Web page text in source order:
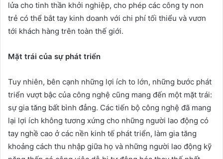
lửa cho tinh thần khởi nghiệp, cho phép các công ty non
trẻ có thể bắt tay kinh doanh với chi phí tối thiểu và vươn
tới khách hàng trên toàn thế giới.
Mặt trái của sựphát triển
Tuy nhiên, bên cạnh những lợi ích to lớn, những bước phát
triển vượt bậc của công nghệ cũng mang đến một mặt trái:
sự gia tăng bất bình đẳng. Các tiến bộ công nghệ đã mang
lại lợi ích không tương xứng cho những người lao động có
tay nghề cao ở các nền kinh tế phát triển, làm gia tăng
khoảng cách thu nhập giữa họ và những người lao động kỹ